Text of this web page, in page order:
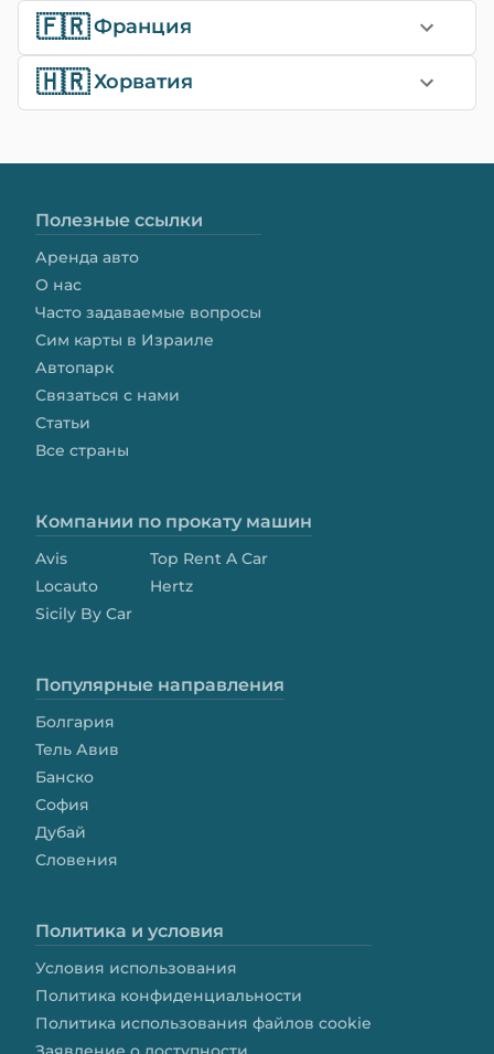
🇫🇷Франция
🇭🇷Хорватия
Полезные ссылки
Аренда авто
О нас
Часто задаваемые вопросы
Сим карты в Израиле
Автопарк
Связаться с нами
Статьи
Все страны
Компании по прокату машин
Avis
Locauto
Sicily By Car
Top Rent A Car
Hertz
Популярные направления
Болгария
Тель Авив
Банско
София
Дубай
Словения
Политика и условия
Условия использования
Политика конфиденциальности
Политика использования файлов cookie